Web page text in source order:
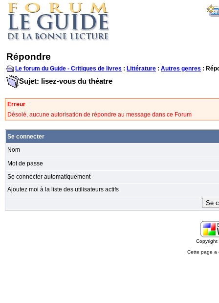
Répondre
Le forum du Guide - Critiques de livres : Littérature : Autres genres :
Sujet: lisez-vous du théatre
Erreur
Désolé, aucune autorisation de répondre au message dans ce Forum
Se connecter
Nom
Mot de passe
Se connecter automatiquement
Ajoutez moi à la liste des utilisateurs actifs
Cette page a